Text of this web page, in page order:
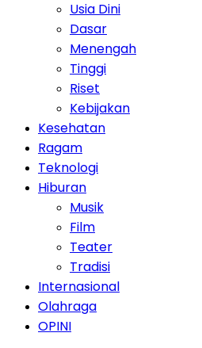
Usia Dini
Dasar
Menengah
Tinggi
Riset
Kebijakan
Kesehatan
Ragam
Teknologi
Hiburan
Musik
Film
Teater
Tradisi
Internasional
Olahraga
OPINI